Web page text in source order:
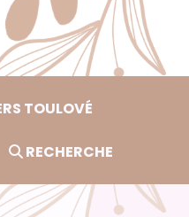
TOULOVÉ
RECHERCHE